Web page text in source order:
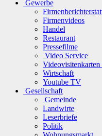
Gewerbe
Firmenvideos
Handel
Restaurant
Pressefilme
Video Service
Wirtschaft
Youtube TV
Gesellschaft
Gemeinde
Landwirte
Leserbriefe
Politik